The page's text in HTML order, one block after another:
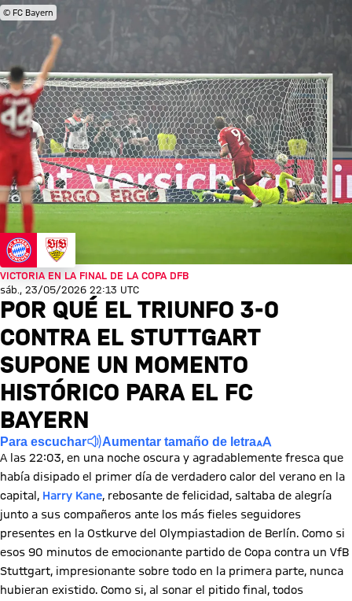
© FC Bayern
VICTORIA EN LA FINAL DE LA COPA DFB
sáb., 23/05/2026 22:13 UTC
POR QUÉ EL TRIUNFO 3-0
CONTRA EL STUTTGART
SUPONE UN MOMENTO
HISTÓRICO PARA EL FC
BAYERN
Para escuchar Aumentar tamaño de letra
A las 22:03, en una noche oscura y agradablemente fresca que
había disipado el primer día de verdadero calor del verano en la
capital, Harry Kane, rebosante de felicidad, saltaba de alegría
junto a sus compañeros ante los más fieles seguidores
presentes en la Ostkurve del Olympiastadion de Berlín. Como si
esos 90 minutos de emocionante partido de Copa contra un VfB
Stuttgart, impresionante sobre todo en la primera parte, nunca
hubieran existido. Como si, al sonar el pitido final, todos